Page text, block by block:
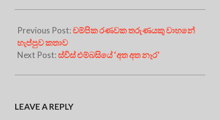
Previous Post:චම්පික රණවක තරුණයකු වාහනේ
හැප්පුව කතාව
Next Post:ස්විස් එම්බසියේ ‘අත අත නෑර’
LEAVE A REPLY